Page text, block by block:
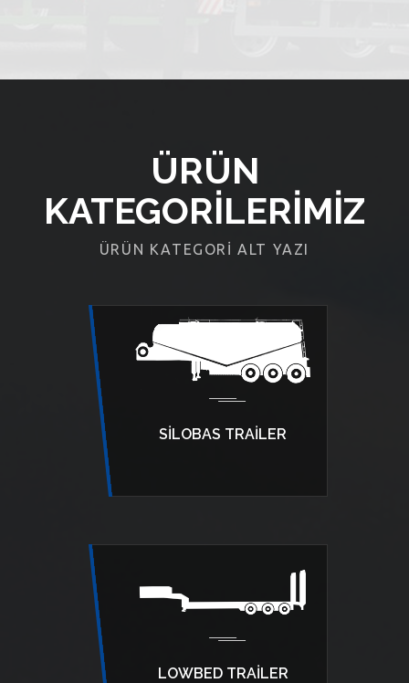
ÜRÜN
KATEGORILERIMIZ
ÜRÜN KATEGORI ALT YAZI
SILOBAS TRAILER
LOWBED TRAILER